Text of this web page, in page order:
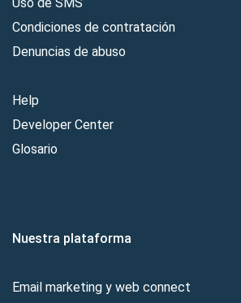
Condiciones de contratación
Denuncias de abuso
Help
Developer Center
Glosario
Nuestra plataforma
Email marketing y web connect